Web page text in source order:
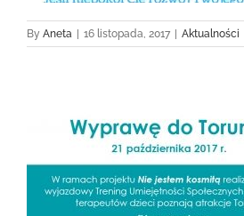
By Aneta 16 listopada, 2017 Aktualności